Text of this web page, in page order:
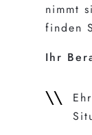
nimmt
finden
Ihr